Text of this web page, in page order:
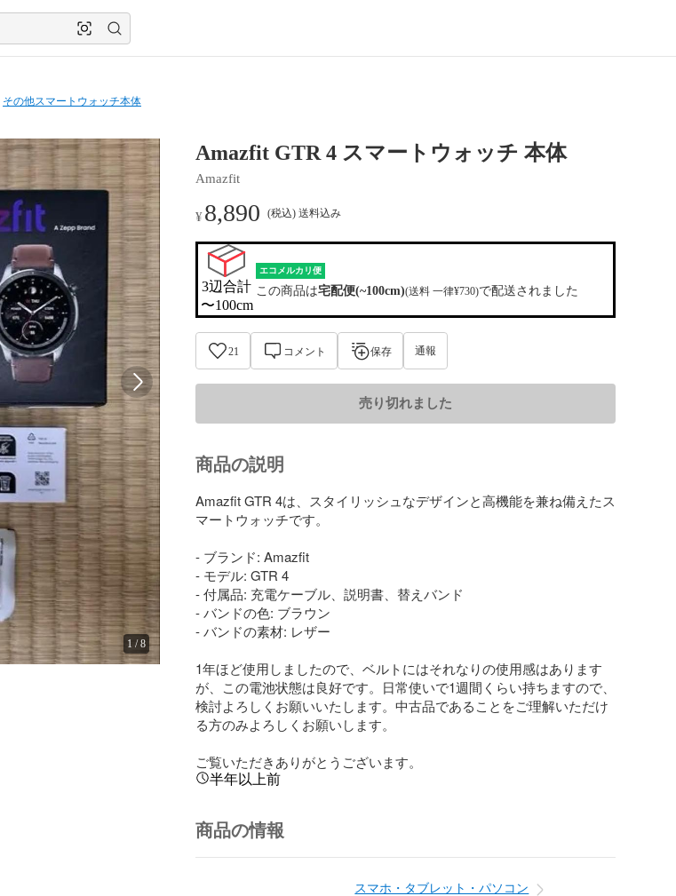
その他スマートウォッチ本体
1/8
Amazfit GTR 4 スマートウォッチ 本体
Amazfit
¥ 8,890 (税込) 送料込み
3辺合計
〜100cm
エコメルカリ便
この商品は宅配便(~100cm)(送料 一律¥730)で配送されました
21 コメント 保存 通報
売り切れました
商品の説明
Amazfit GTR 4は、スタイリッシュなデザインと高機能を兼ね備えたス
マートウォッチです。
- ブランド: Amazfit
- モデル: GTR 4
- 付属品: 充電ケーブル、説明書、替えバンド
- バンドの色: ブラウン
- バンドの素材: レザー
1年ほど使用しましたので、ベルトにはそれなりの使用感はあります
が、この電池状態は良好です。日常使いで1週間くらい持ちますので、
検討よろしくお願いいたします。中古品であることをご理解いただけ
る方のみよろしくお願いします。
ご覧いただきありがとうございます。
半年以上前
商品の情報
スマホ・タブレット・パソコン